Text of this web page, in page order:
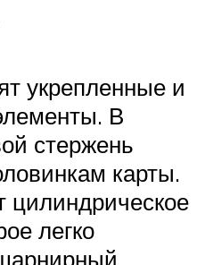
укрепленные и
В
стержень
карты.
цилиндрическое
легко